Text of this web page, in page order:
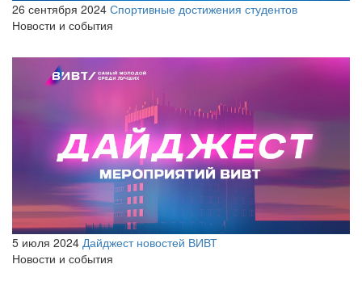
26 сентября 2024 Спортивные достижения студентов
Новости и события
5 июля 2024 Дайджест новостей ВИВТ
Новости и события